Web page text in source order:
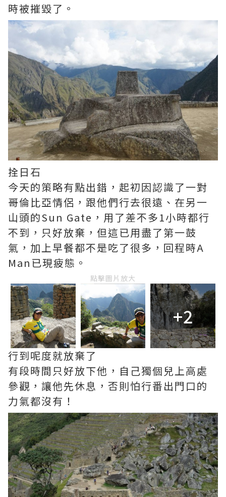
時被摧毀了。
拴日石
今天的策略有點出錯，起初因認識了一對
哥倫比亞情侶，跟他們行去很遠、在另一
山頭的Sun Gate，用了差不多1小時都行
不到，只好放棄，但這已用盡了第一鼓
氣，加上早餐都不是吃了很多，回程時A
Man已現疲態。
點擊圖片放大
+2
行到呢度就放棄了
有段時間只好放下他，自己獨個兒上高處
參觀，讓他先休息，否則怕行番出門口的
力氣都沒有！